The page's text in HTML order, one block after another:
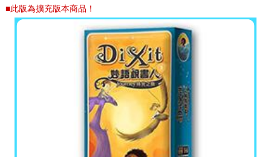
■此版為擴充版本商品！